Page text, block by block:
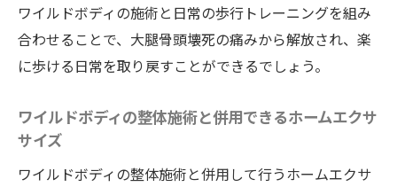
ワイルドボディの施術と日常の歩行トレーニングを組み
合わせることで、大腿骨頭壊死の痛みから解放され、楽
に歩ける日常を取り戻すことができるでしょう。
ワイルドボディの整体施術と併用できるホームエクサ
サイズ
ワイルドボディの整体施術と併用して行うホームエクサ